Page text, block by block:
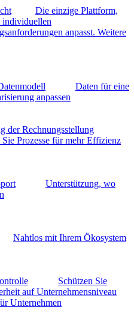
Die einzige Plattform,
individuellen
anpasst. Weitere
Daten für eine
anpassen
der Rechnungsstellung
Prozesse für mehr Effizienz
Unterstützung, wo
Nahtlos mit Ihrem Ökosystem
Schützen Sie
auf Unternehmensniveau
Unternehmen